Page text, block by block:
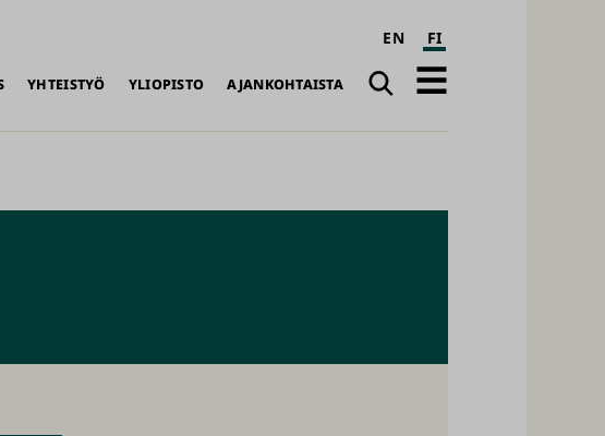
EN FI
YHTEISTYÖ YLIOPISTO AJANKOHTAISTA
Haku
Avaa